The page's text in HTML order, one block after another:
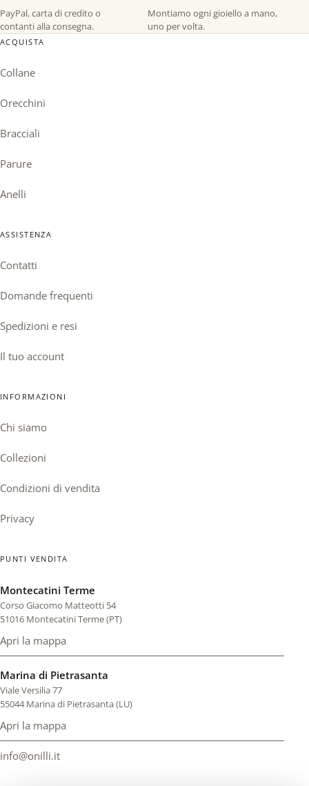
PayPal, carta di credito o
contanti alla consegna.
Montiamo ogni gioiello a mano,
uno per volta.
ACQUISTA
Collane
Orecchini
Bracciali
Parure
Anelli
ASSISTENZA
Contatti
Domande frequenti
Spedizioni e resi
Il tuo account
INFORMAZIONI
Chi siamo
Collezioni
Condizioni di vendita
Privacy
PUNTI VENDITA
Montecatini Terme
Corso Giacomo Matteotti 54
51016 Montecatini Terme (PT)
Apri la mappa
di Montecatini Terme (si apre in una scheda nuova)
Marina di Pietrasanta
Viale Versilia 77
55044 Marina di Pietrasanta (LU)
Apri la mappa
di Marina di Pietrasanta (si apre in una scheda nuova)
info@onilli.it